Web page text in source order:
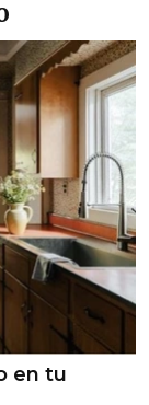
en tu